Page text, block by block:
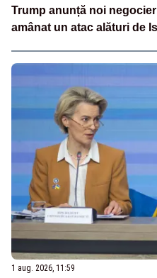
Trump anunță noi
amânat un atac alături de
1 aug. 2026, 11:59